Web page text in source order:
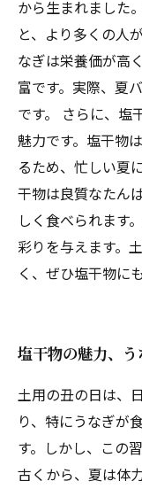
から生まれました
と、より多くの人
なぎは栄養価が高
富です。実際、夏
です。 さらに、塩
魅力です。塩干物
るため、忙しい夏
干物は良質なたん
しく食べられます
彩りを与えます。
く、ぜひ塩干物に
塩干物の魅力、
土用の丑の日は、
り、特にうなぎが
す。しかし、この
古くから、夏は体